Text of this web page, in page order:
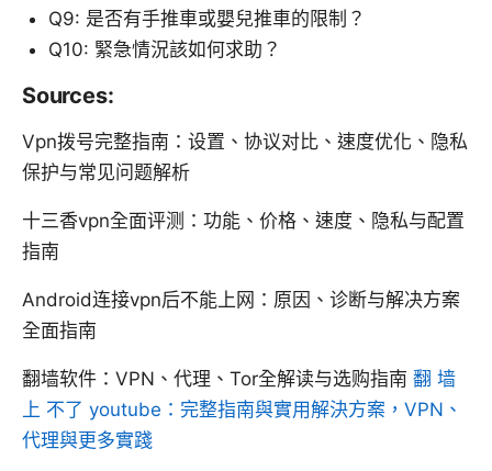
Q9: 是否有手推車或嬰兒推車的限制？
Q10: 緊急情況該如何求助？
Sources:
Vpn拨号完整指南：设置、协议对比、速度优化、隐私
保护与常见问题解析
十三香vpn全面评测：功能、价格、速度、隐私与配置
指南
Android连接vpn后不能上网：原因、诊断与解决方案
全面指南
翻墙软件：VPN、代理、Tor全解读与选购指南 翻 墙
上 不了 youtube：完整指南與實用解決方案，VPN、
代理與更多實踐